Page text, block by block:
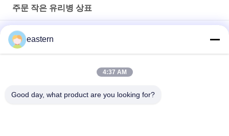
주문 작은 유리병 상표
Sus 250 10ml 유리 바이알 라벨
10ml 병용 맞춤형 인쇄 스티커 개인화된 라벨
HG H 100IU 10 플라스크 라벨 소마트로핀 1 플라스크 라벨 스티커
eastern
4:37 AM
Good day, what product are you looking for?